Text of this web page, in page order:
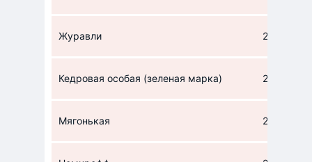
Журавли 224
Кедровая особая (зеленая марка) 224
Мягонькая 235